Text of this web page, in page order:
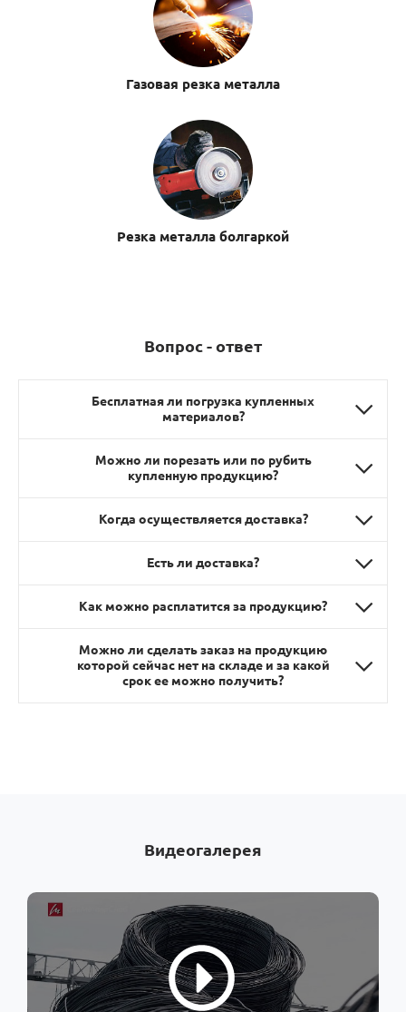
Газовая резка металла
Резка металла болгаркой
Вопрос - ответ
Бесплатная ли погрузка купленных
материалов?
Можно ли порезать или по рубить
купленную продукцию?
Когда осуществляется доставка?
Есть ли доставка?
Как можно расплатится за продукцию?
Можно ли сделать заказ на продукцию
которой сейчас нет на складе и за какой
срок ее можно получить?
Видеогалерея